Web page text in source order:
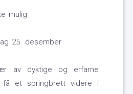
mulig
25. desember
av dyktige og erfarne
få et springbrett videre i